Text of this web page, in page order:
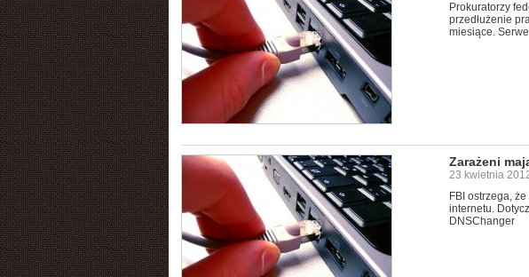
Prokuratorzy
przedłużenie
miesiące.
Zarażeni
23 kwietnia
FBI ostrzega,
internetu.
DNSChanger